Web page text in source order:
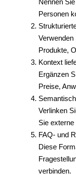
Nennen
Personen
Produkte,
Kontext
Ergänzen
Preise,
Verlinken
Sie
FAQ- und
Diese
verbinden.